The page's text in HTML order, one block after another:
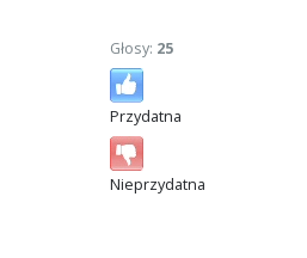
Głosy: 25
Przydatna
Nieprzydatna